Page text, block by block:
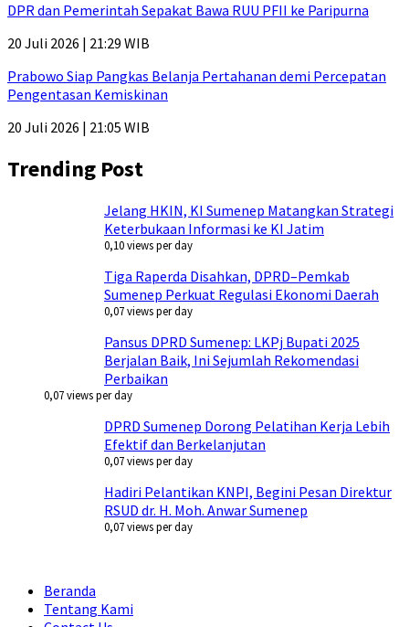
DPR dan Pemerintah Sepakat Bawa RUU PFII ke Paripurna
20 Juli 2026 | 21:29 WIB
Prabowo Siap Pangkas Belanja Pertahanan demi Percepatan
Pengentasan Kemiskinan
20 Juli 2026 | 21:05 WIB
Trending Post
Jelang HKIN, KI Sumenep Matangkan Strategi
Keterbukaan Informasi ke KI Jatim
0,10 views per day
Tiga Raperda Disahkan, DPRD–Pemkab
Sumenep Perkuat Regulasi Ekonomi Daerah
0,07 views per day
Pansus DPRD Sumenep: LKPj Bupati 2025
Berjalan Baik, Ini Sejumlah Rekomendasi
Perbaikan
0,07 views per day
DPRD Sumenep Dorong Pelatihan Kerja Lebih
Efektif dan Berkelanjutan
0,07 views per day
Hadiri Pelantikan KNPI, Begini Pesan Direktur
RSUD dr. H. Moh. Anwar Sumenep
0,07 views per day
Beranda
Tentang Kami